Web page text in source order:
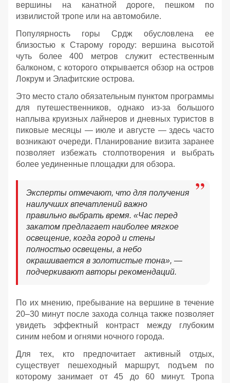
вершины на канатной дороге, пешком по
извилистой тропе или на автомобиле.
Популярность горы Срдж обусловлена ее
близостью к Старому городу: вершина высотой
чуть более 400 метров служит естественным
балконом, с которого открывается обзор на остров
Локрум и Элафитские острова.
Это место стало обязательным пунктом программы
для путешественников, однако из-за большого
наплыва круизных лайнеров и дневных туристов в
пиковые месяцы — июле и августе — здесь часто
возникают очереди. Планирование визита заранее
позволяет избежать столпотворения и выбрать
более уединенные площадки для обзора.
Эксперты отмечают, что для получения
наилучших впечатлений важно
правильно выбрать время. «Час перед
закатом предлагает наиболее мягкое
освещение, когда город и стены
полностью освещены, а небо
окрашивается в золотистые тона», —
подчеркивают авторы рекомендаций.
По их мнению, пребывание на вершине в течение
20–30 минут после захода солнца также позволяет
увидеть эффектный контраст между глубоким
синим небом и огнями ночного города.
Для тех, кто предпочитает активный отдых,
существует пешеходный маршрут, подъем по
которому занимает от 45 до 60 минут. Тропа